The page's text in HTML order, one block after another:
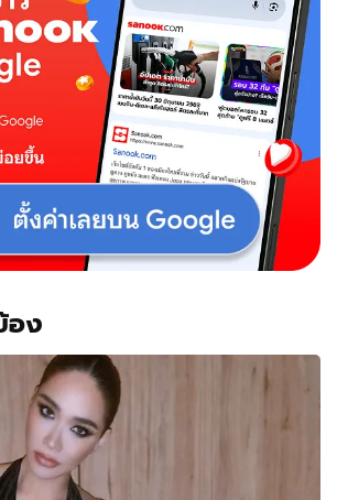
อง